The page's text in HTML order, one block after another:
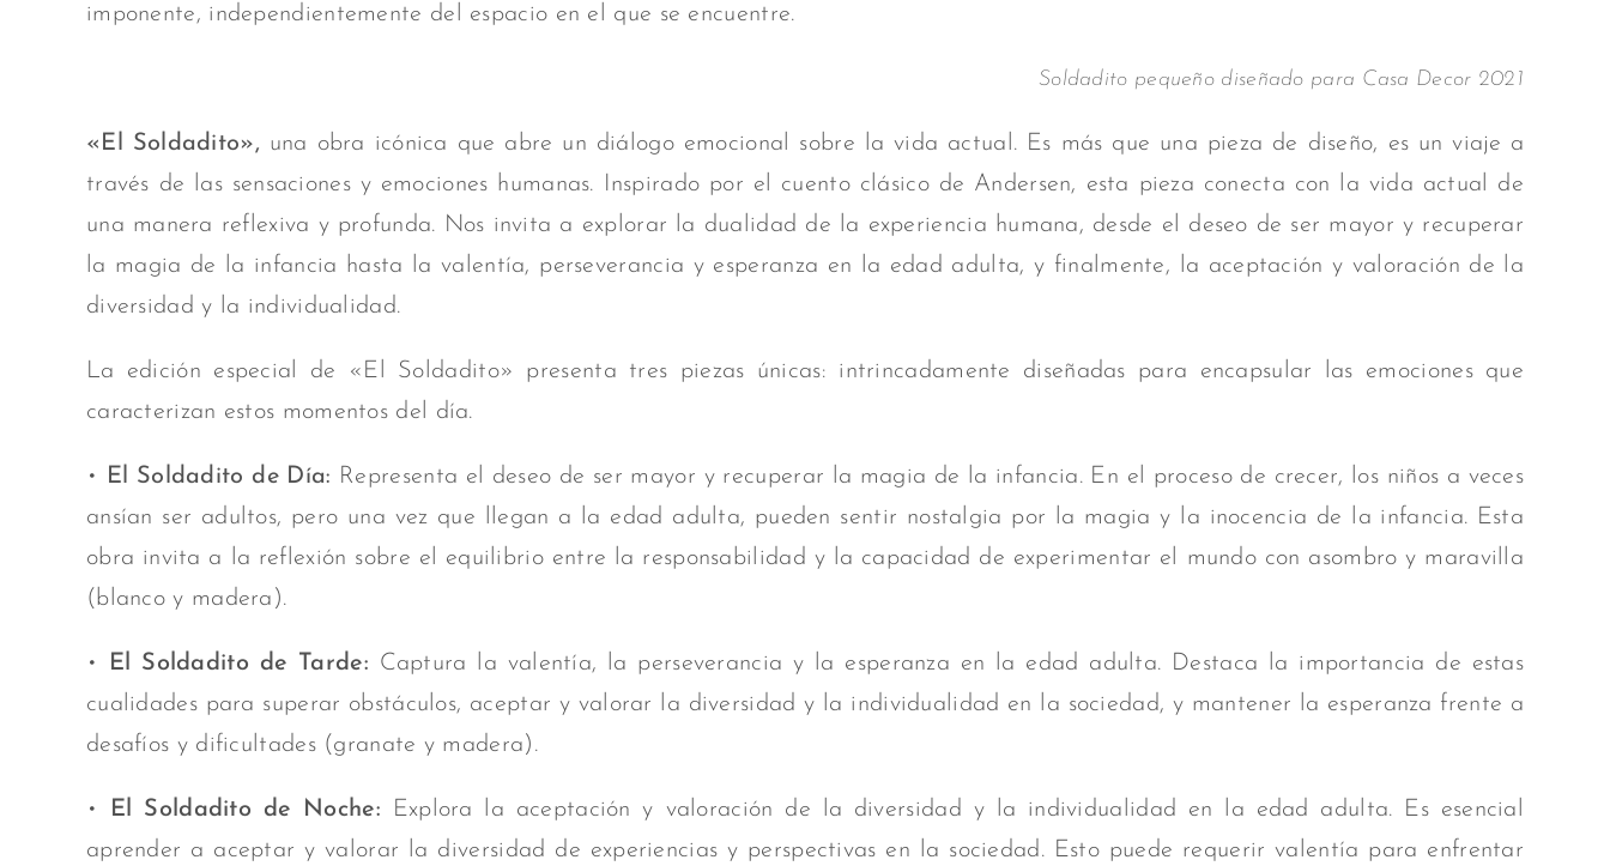
imponente, independientemente del espacio en el que se encuentre.
Soldadito pequeño diseñado para Casa Decor 2021
«El Soldadito», una obra icónica que abre un diálogo emocional sobre la vida actual. Es más que una pieza de diseño, es un viaje a
través de las sensaciones y emociones humanas. Inspirado por el cuento clásico de Andersen, esta pieza conecta con la vida actual de
una manera reflexiva y profunda. Nos invita a explorar la dualidad de la experiencia humana, desde el deseo de ser mayor y recuperar
la magia de la infancia hasta la valentía, perseverancia y esperanza en la edad adulta, y finalmente, la aceptación y valoración de la
diversidad y la individualidad.
La edición especial de «El Soldadito» presenta tres piezas únicas: intrincadamente diseñadas para encapsular las emociones que
caracterizan estos momentos del día.
• El Soldadito de Día: Representa el deseo de ser mayor y recuperar la magia de la infancia. En el proceso de crecer, los niños a veces
ansían ser adultos, pero una vez que llegan a la edad adulta, pueden sentir nostalgia por la magia y la inocencia de la infancia. Esta
obra invita a la reflexión sobre el equilibrio entre la responsabilidad y la capacidad de experimentar el mundo con asombro y maravilla
(blanco y madera).
• El Soldadito de Tarde: Captura la valentía, la perseverancia y la esperanza en la edad adulta. Destaca la importancia de estas
cualidades para superar obstáculos, aceptar y valorar la diversidad y la individualidad en la sociedad, y mantener la esperanza frente a
desafíos y dificultades (granate y madera).
• El Soldadito de Noche:
Explora la aceptación y valoración de la diversidad y la individualidad en la edad adulta. Es esencial
aprender a aceptar y valorar la diversidad de experiencias y perspectivas en la sociedad. Esto puede requerir valentía para enfrentar